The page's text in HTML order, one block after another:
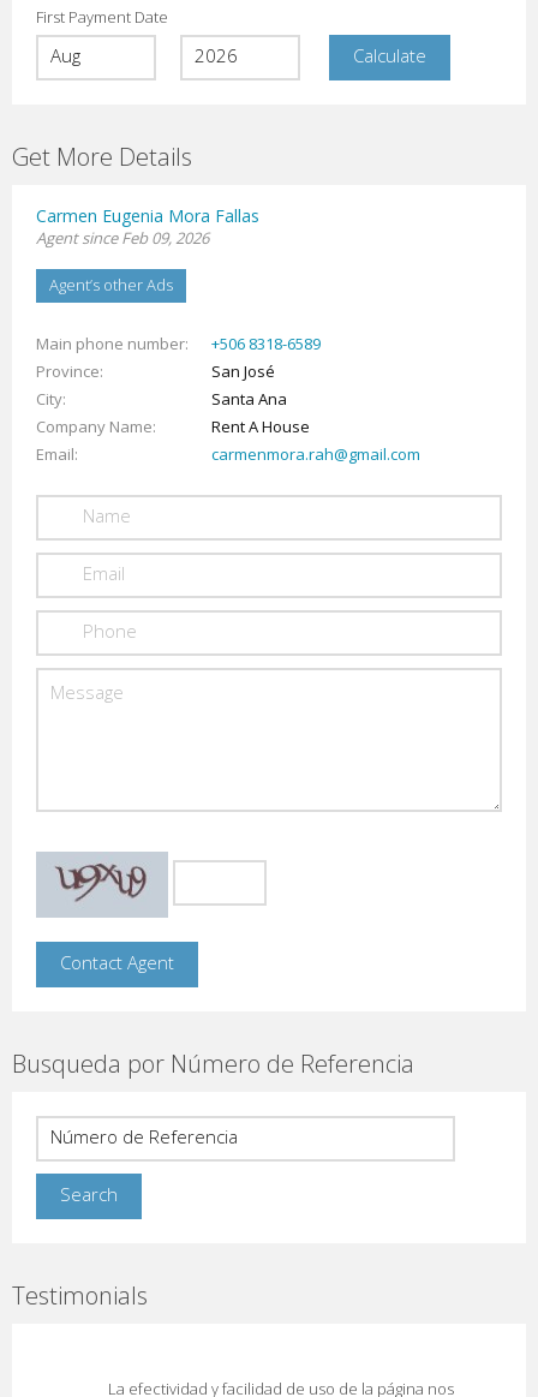
First Payment Date
Get More Details
Carmen Eugenia Mora Fallas
Agent since Feb 09, 2026
Agent’s other Ads
Main phone number
+506 8318-6589
Province
San José
City
Santa Ana
Company Name
Rent A House
Email
carmenmora.rah@gmail.com
Busqueda por Número de Referencia
Testimonials
La efectividad y facilidad de uso de la página nos